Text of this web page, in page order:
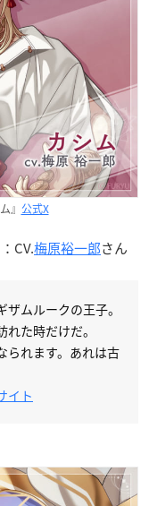
』 公式X
CV.梅原裕一郎さん
ムルークの王子。
た時だけだ。
られます。あれは古
イト